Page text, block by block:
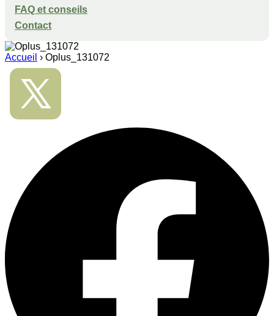
FAQ et conseils
Contact
Accueil › Oplus_131072